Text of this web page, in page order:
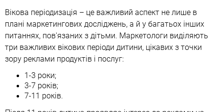
Вікова періодизація – це важливий аспект не лише в
плані маркетингових досліджень, а й у багатьох інших
питаннях, пов'язаних з дітьми. Маркетологи виділяють
три важливих вікових періоди дитини, цікавих з точки
зору реклами продуктів і послуг:
1-3 роки;
3-7 років;
7-11 років.